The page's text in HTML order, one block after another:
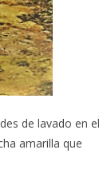
de lavado en el
amarilla que